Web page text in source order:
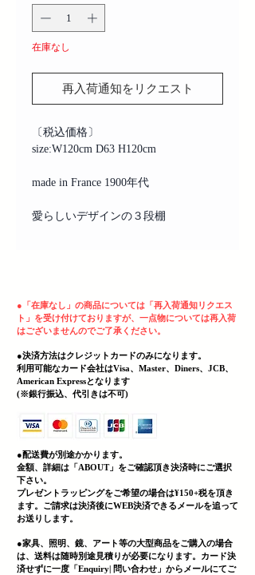
在庫なし
再入荷通知をリクエスト
〔税込価格〕
size:W120cm D63 H120cm
made in France 1900年代
愛らしいデザインの３段棚
● 「在庫なし」の商品については「再入荷通知リクエス
ト」を受け付けておりますが、一点物については再入荷
はございませんのでご了承ください。
●決済方法はクレジットカードのみになります。
利用可能なカード会社はVisa、Master、Diners、JCB、
American Expressとなります
(​※銀行振込、代引きは不可)
●配送費が別途かかります。
金額、詳細は「 ABOUT」をご確認頂き決済時にご選択
下さい。
プレゼントラッピングをご希望の場合は¥150+税を頂き
ます。ご請求は決済後にWEB決済できるメールを追って
お送りします。
●家具、照明、鏡、 アート等の大型商品をご購入の場合
は、送料は随時別途見積りが必要になります。カード決
済せずに一度「Enquiry| 問い合わせ」からメールにてご